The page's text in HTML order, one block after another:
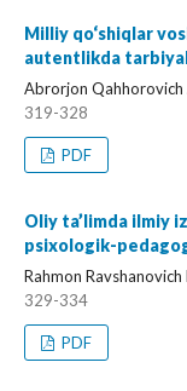
Milliy qo‘shiqlar
autentlikda
Abrorjon Qahhorovich
319-328
PDF
Oliy ta’limda ilmiy
psixologik-
Rahmon
329-334
PDF